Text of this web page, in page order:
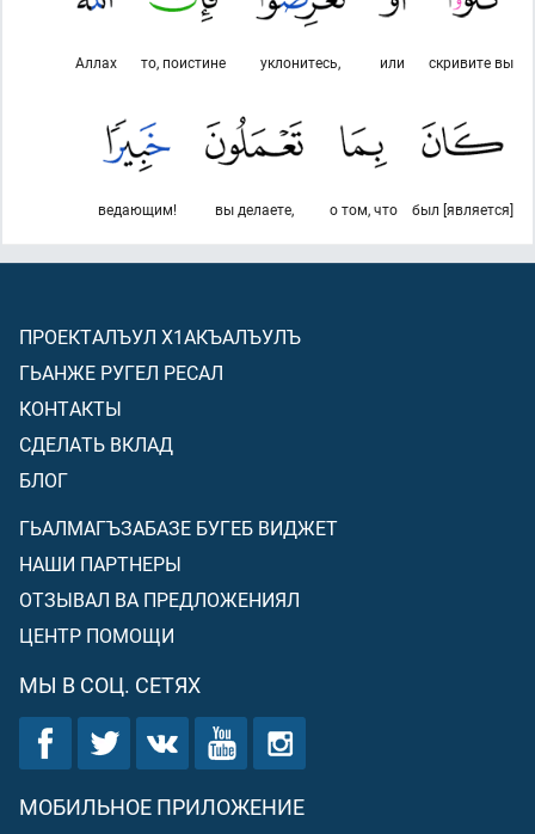
скривите вы
или
уклонитесь,
то, поистине
Аллах
был [является]
о том, что
вы делаете,
ведающим!
ПРОЕКТАЛЪУЛ Х1АКЪАЛЪУЛЪ
ГЬАНЖЕ РУГЕЛ РЕСАЛ
КОНТАКТЫ
СДЕЛАТЬ ВКЛАД
БЛОГ
ГЬАЛМАГЪЗАБАЗЕ БУГЕБ ВИДЖЕТ
НАШИ ПАРТНЕРЫ
ОТЗЫВАЛ ВА ПРЕДЛОЖЕНИЯЛ
ЦЕНТР ПОМОЩИ
МЫ В СОЦ. СЕТЯХ
МОБИЛЬНОЕ ПРИЛОЖЕНИЕ